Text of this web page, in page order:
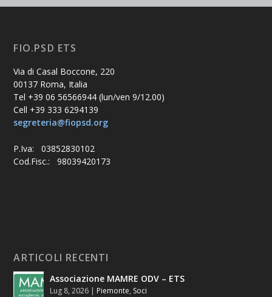
FIO.PSD ETS
Via di Casal Boccone, 220
00137 Roma, Italia
Tel +39 06 56566944 (lun/ven 9/12.00)
Cell +39 333 6294139
segreteria@fiopsd.org
P.Iva: 03852830102
Cod.Fisc.: 98039420173
ARTICOLI RECENTI
Associazione MAMRE ODV – ETS
Lug 8, 2026 | Piemonte, Soci